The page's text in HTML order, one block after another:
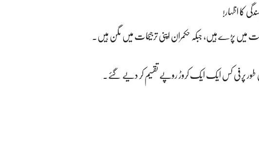
کا اظہار!
میں پڑے ہیں، جبکہ حکمران اپنی ترجیحات میں مگن ہیں۔
پر فی کس ایک ایک کروڑ روپے تقسیم کر دیے گئے۔